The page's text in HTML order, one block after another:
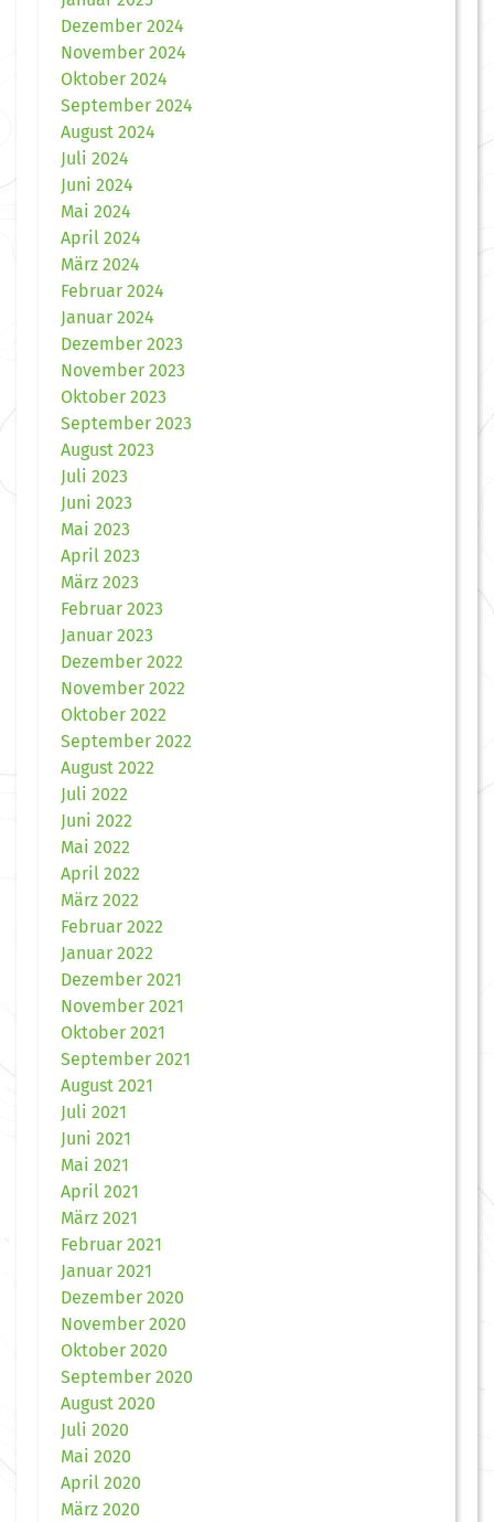
Dezember 2024
November 2024
Oktober 2024
September 2024
August 2024
Juli 2024
Juni 2024
Mai 2024
April 2024
März 2024
Februar 2024
Januar 2024
Dezember 2023
November 2023
Oktober 2023
September 2023
August 2023
Juli 2023
Juni 2023
Mai 2023
April 2023
März 2023
Februar 2023
Januar 2023
Dezember 2022
November 2022
Oktober 2022
September 2022
August 2022
Juli 2022
Juni 2022
Mai 2022
April 2022
März 2022
Februar 2022
Januar 2022
Dezember 2021
November 2021
Oktober 2021
September 2021
August 2021
Juli 2021
Juni 2021
Mai 2021
April 2021
März 2021
Februar 2021
Januar 2021
Dezember 2020
November 2020
Oktober 2020
September 2020
August 2020
Juli 2020
Mai 2020
April 2020
März 2020